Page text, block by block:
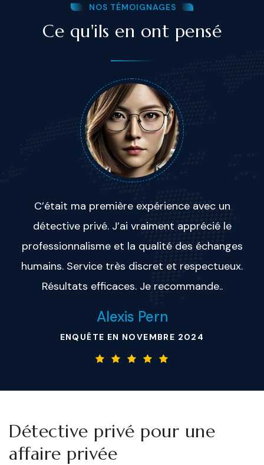
NOS TÉMOIGNAGES
Ce qu'ils en ont pensé
C’était ma première expérience avec un
détective privé. J’ai vraiment apprécié le
professionnalisme et la qualité des échanges
humains. Service très discret et respectueux.
Résultats efficaces. Je recommande..
Alexis Pern
ENQUÊTE EN NOVEMBRE 2024
Détective privé pour une
affaire privée